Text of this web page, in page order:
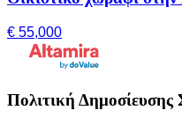
€ 55,000
Πολιτική Δημοσίευσης